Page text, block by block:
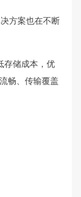
方案也在不断
存储成本，优
畅、传输覆盖